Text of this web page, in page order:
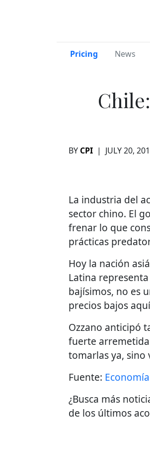
Pricing News
BY CPI | JULY 20,
La industria del
sector chino. El
frenar lo que
prácticas
Hoy la nación
Latina
bajísimos, no es
precios bajos
Ozzano anticipó
fuerte arremetida
tomarlas ya, sino
Fuente:
¿Busca más
de los últimos